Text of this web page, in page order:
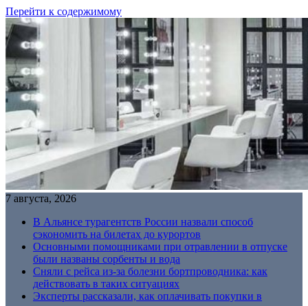
Перейти к содержимому
7 августа, 2026
В Альянсе турагентств России назвали способ
сэкономить на билетах до курортов
Основными помощниками при отравлении в отпуске
были названы сорбенты и вода
Сняли с рейса из-за болезни бортпроводника: как
действовать в таких ситуациях
Эксперты рассказали, как оплачивать покупки в